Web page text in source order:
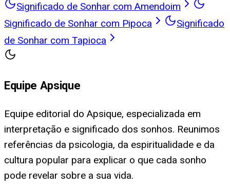
Significado de Sonhar com Amendoim
Significado de Sonhar com Pipoca
Significado
de Sonhar com Tapioca
Equipe Apsique
Equipe editorial do Apsique, especializada em
interpretação e significado dos sonhos. Reunimos
referências da psicologia, da espiritualidade e da
cultura popular para explicar o que cada sonho
pode revelar sobre a sua vida.